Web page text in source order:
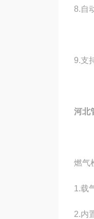
8.自
9.支
河北
燃气
1.载
2.内